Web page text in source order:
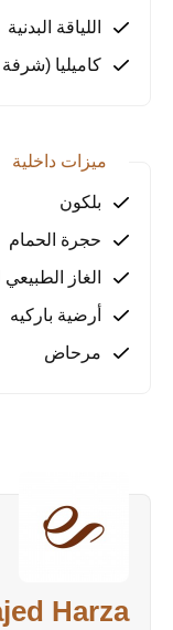
اللياقة البدنية
كاميليا (شرفة
ميزات داخلية
بلكون
حجرة الحمام
الغاز
أرضية باركيه
مرحاض
Harza